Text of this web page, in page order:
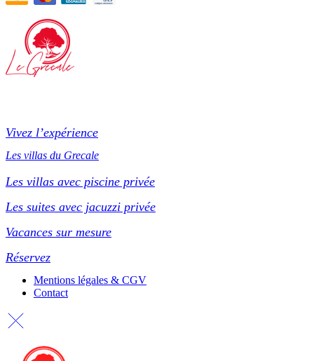
Vivez l’expérience
Les villas du Grecale
Les villas avec piscine privée
Les suites avec jacuzzi privée
Vacances sur mesure
Réservez
Mentions légales & CGV
Contact